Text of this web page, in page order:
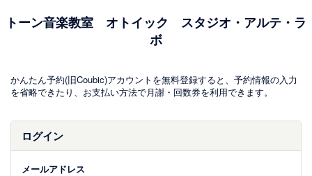
トーン音楽教室 オトイック スタジオ・アルテ・ラ
ボ
かんたん予約(旧Coubic)アカウントを無料登録すると、予約情報の入力
を省略できたり、お支払い方法で月謝・回数券を利用できます。
ログイン
メールアドレス